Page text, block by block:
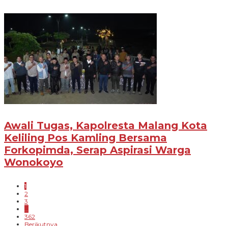
Awali Tugas, Kapolresta Malang Kota
Keliling Pos Kamling Bersama
Forkopimda, Serap Aspirasi Warga
Wonokoyo
1
2
3
362
Berikutnya